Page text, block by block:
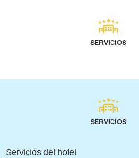
SERVICIOS
SERVICIOS
Servicios del hotel